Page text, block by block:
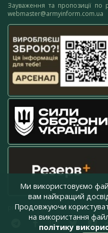
Зауваження та пропозиції по
webmaster@armyinform.com.ua
press@armyinform.com.ua
Ми використовуємо
вам найкращий
Продовжуючи
на використання
політику